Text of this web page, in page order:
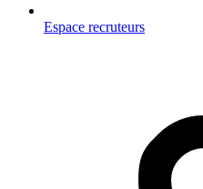
Espace recruteurs